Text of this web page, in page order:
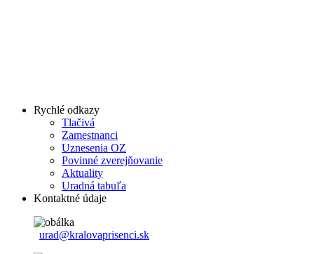
Rychlé odkazy
Tlačivá
Zamestnanci
Uznesenia OZ
Povinné zverejňovanie
Aktuality
Uradná tabuľa
Kontaktné údaje
urad@kralovaprisenci.sk